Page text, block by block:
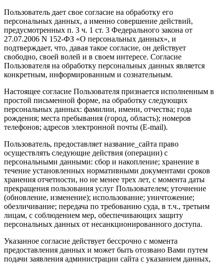
Пользователь дает свое согласие на обработку его
персональных данных, а именно совершение действий,
предусмотренных п. 3 ч. 1 ст. 3 Федерального закона от
27.07.2006 N 152-ФЗ «О персональных данных», и
подтверждает, что, давая такое согласие, он действует
свободно, своей волей и в своем интересе. Согласие
Пользователя на обработку персональных данных является
конкретным, информированным и сознательным.
Настоящее согласие Пользователя признается исполненным в
простой письменной форме, на обработку следующих
персональных данных: фамилии, имени, отчества; года
рождения; места пребывания (город, область); номеров
телефонов; адресов электронной почты (E-mail).
Пользователь, предоставляет название_сайта право
осуществлять следующие действия (операции) с
персональными данными: сбор и накопление; хранение в
течение установленных нормативными документами сроков
хранения отчетности, но не менее трех лет, с момента даты
прекращения пользования услуг Пользователем; уточнение
(обновление, изменение); использование; уничтожение;
обезличивание; передача по требованию суда, в т.ч., третьим
лицам, с соблюдением мер, обеспечивающих защиту
персональных данных от несанкционированного доступа.
Указанное согласие действует бессрочно с момента
предоставления данных и может быть отозвано Вами путем
подачи заявления администрации сайта с указанием данных,